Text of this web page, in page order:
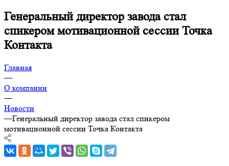
Генеральный директор завода стал
спикером мотивационной сессии Точка
Контакта
Главная
—
О компании
—
Новости
—Генеральный директор завода стал спикером
мотивационной сессии Точка Контакта